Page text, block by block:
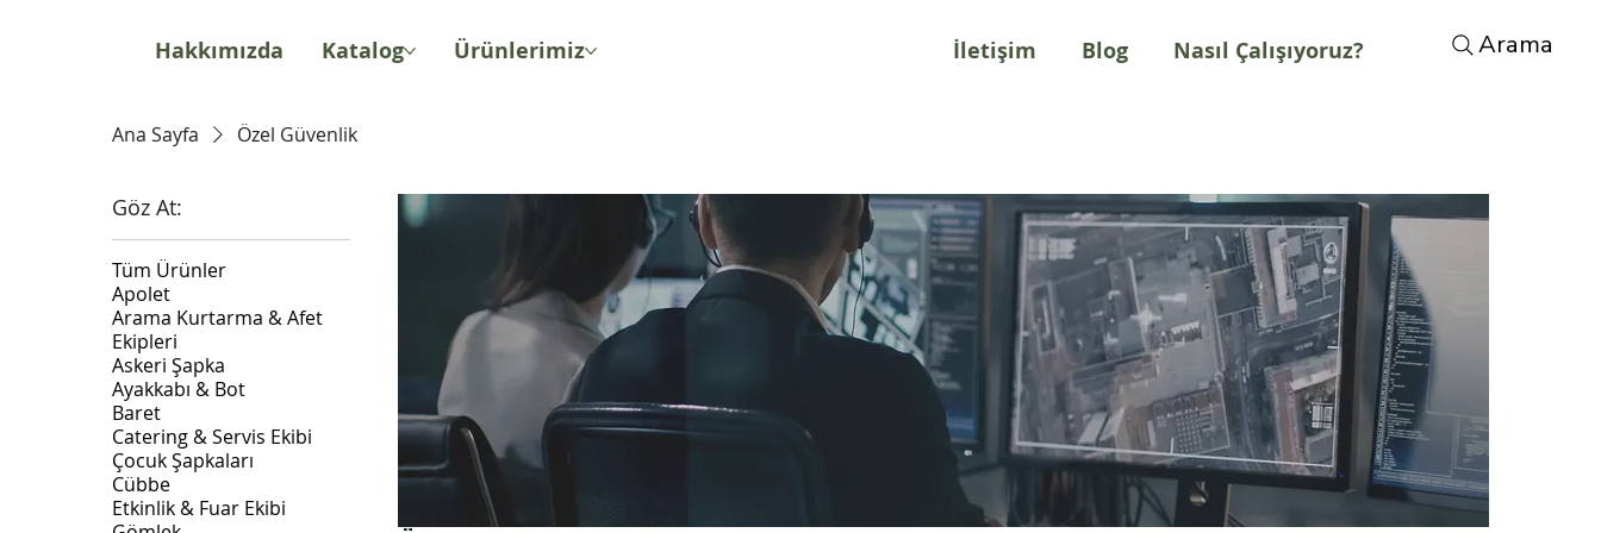
Hakkımızda Katalog Ürünlerimiz İletişim Blog Nasıl Çalışıyoruz? Arama
Ana Sayfa Özel Güvenlik
Göz At:
Tüm Ürünler
Apolet
Arama Kurtarma & Afet
Ekipleri
Askeri Şapka
Ayakkabı & Bot
Baret
Catering & Servis Ekibi
Çocuk Şapkaları
Cübbe
Etkinlik & Fuar Ekibi